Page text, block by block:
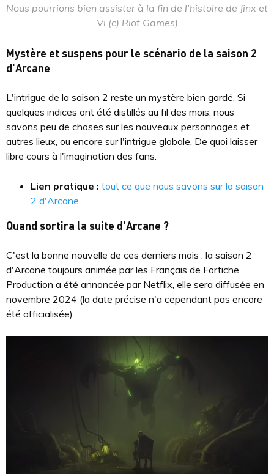
Nous pourrions bien assister à la fin de l'histoire de Jinx et
Vi (c) Riot Games)
Mystère et suspens pour le scénario de la saison 2
d'Arcane
L'intrigue de la saison 2 reste un mystère bien gardé. Si
quelques indices ont été distillés au fil des mois, nous
savons peu de choses sur les nouveaux personnages et
autres lieux, ou encore sur l'intrigue globale. De quoi laisser
libre cours à l'imagination des fans.
Lien pratique : tout ce que nous savons sur la saison
2 d'Arcane
Quand sortira la suite d'Arcane ?
C'est la bonne nouvelle de ces derniers mois : la saison 2
d'Arcane toujours animée par les Français de Fortiche
Production a été annoncée par Netflix, elle sera diffusée en
novembre 2024 (la date précise n'a cependant pas encore
été officialisée).